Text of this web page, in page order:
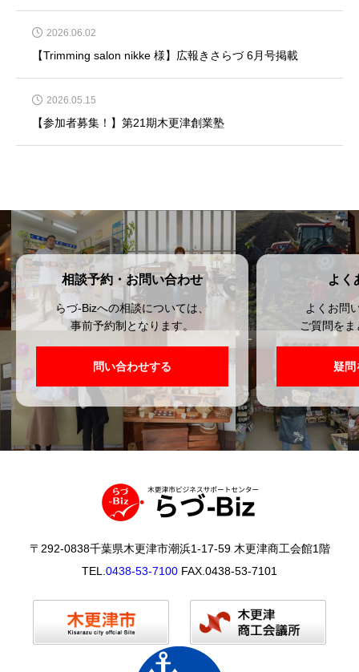
2026.06.02
【Trimming salon nikke 様】広報きさらづ 6月号掲載
2026.05.15
【参加者募集！】第21期木更津創業塾
相談予約・お問い合わせ
らづ-Bizへの相談については、
事前予約制となります。
問い合わせする
よく
よくお問
ご質問を
疑問
〒292-0838千葉県木更津市潮浜1-17-59 木更津商工会館1階
TEL. 0438-53-7100 FAX.0438-53-7101